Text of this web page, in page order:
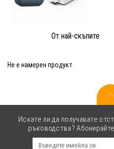
От най-скъпите
Не е намерен продукт
Искате ли да получавате
ръководства?